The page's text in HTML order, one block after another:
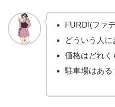
FURDI(ファ
どういう人に
価格はどれく
駐車場はある